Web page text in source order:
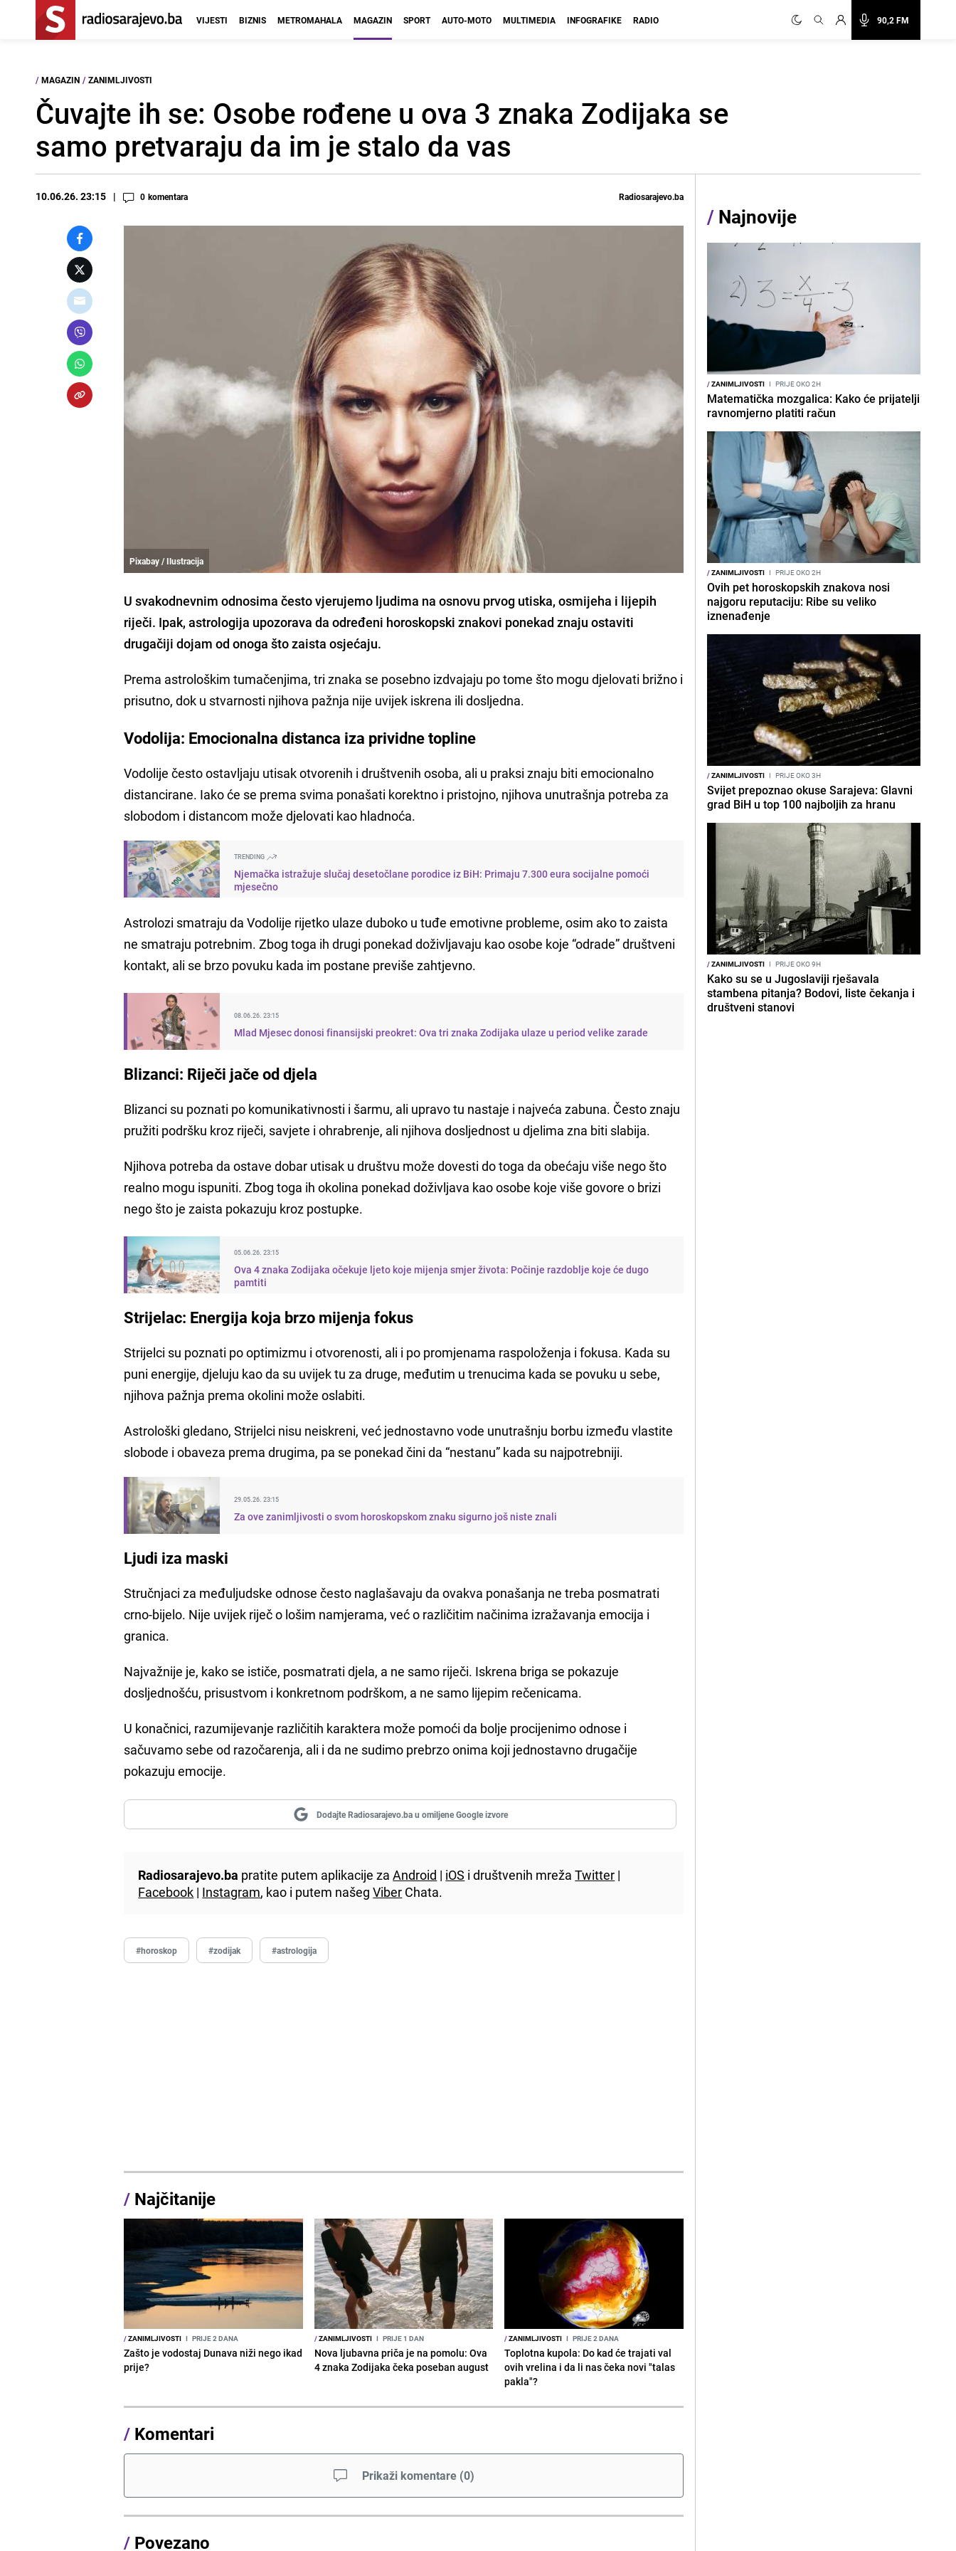
90,2 FM
VIJESTI BIZNIS METROMAHALA MAGAZIN SPORT AUTO-MOTO MULTIMEDIA INFOGRAFIKE RADIO
/ MAGAZIN / ZANIMLJIVOSTI
Čuvajte ih se: Osobe rođene u ova 3 znaka Zodijaka se
samo pretvaraju da im je stalo da vas
10.06.26. 23:15 0 komentara Radiosarajevo.ba
Pixabay / Ilustracija
U svakodnevnim odnosima često vjerujemo ljudima na osnovu prvog utiska, osmijeha i lijepih
riječi. Ipak, astrologija upozorava da određeni horoskopski znakovi ponekad znaju ostaviti
drugačiji dojam od onoga što zaista osjećaju.
Prema astrološkim tumačenjima, tri znaka se posebno izdvajaju po tome što mogu djelovati brižno i
prisutno, dok u stvarnosti njihova pažnja nije uvijek iskrena ili dosljedna.
Vodolija: Emocionalna distanca iza prividne topline
Vodolije često ostavljaju utisak otvorenih i društvenih osoba, ali u praksi znaju biti emocionalno
distancirane. Iako će se prema svima ponašati korektno i pristojno, njihova unutrašnja potreba za
slobodom i distancom može djelovati kao hladnoća.
TRENDING
Njemačka istražuje slučaj desetočlane porodice iz BiH: Primaju 7.300 eura socijalne pomoći
mjesečno
Astrolozi smatraju da Vodolije rijetko ulaze duboko u tuđe emotivne probleme, osim ako to zaista
ne smatraju potrebnim. Zbog toga ih drugi ponekad doživljavaju kao osobe koje “odrade” društveni
kontakt, ali se brzo povuku kada im postane previše zahtjevno.
08.06.26. 23:15
Mlad Mjesec donosi finansijski preokret: Ova tri znaka Zodijaka ulaze u period velike zarade
Blizanci: Riječi jače od djela
Blizanci su poznati po komunikativnosti i šarmu, ali upravo tu nastaje i najveća zabuna. Često znaju
pružiti podršku kroz riječi, savjete i ohrabrenje, ali njihova dosljednost u djelima zna biti slabija.
Njihova potreba da ostave dobar utisak u društvu može dovesti do toga da obećaju više nego što
realno mogu ispuniti. Zbog toga ih okolina ponekad doživljava kao osobe koje više govore o brizi
nego što je zaista pokazuju kroz postupke.
05.06.26. 23:15
Ova 4 znaka Zodijaka očekuje ljeto koje mijenja smjer života: Počinje razdoblje koje će dugo
pamtiti
Strijelac: Energija koja brzo mijenja fokus
Strijelci su poznati po optimizmu i otvorenosti, ali i po promjenama raspoloženja i fokusa. Kada su
puni energije, djeluju kao da su uvijek tu za druge, međutim u trenucima kada se povuku u sebe,
njihova pažnja prema okolini može oslabiti.
Astrološki gledano, Strijelci nisu neiskreni, već jednostavno vode unutrašnju borbu između vlastite
slobode i obaveza prema drugima, pa se ponekad čini da “nestanu” kada su najpotrebniji.
29.05.26. 23:15
Za ove zanimljivosti o svom horoskopskom znaku sigurno još niste znali
Ljudi iza maski
Stručnjaci za međuljudske odnose često naglašavaju da ovakva ponašanja ne treba posmatrati
crno-bijelo. Nije uvijek riječ o lošim namjerama, već o različitim načinima izražavanja emocija i
granica.
Najvažnije je, kako se ističe, posmatrati djela, a ne samo riječi. Iskrena briga se pokazuje
dosljednošću, prisustvom i konkretnom podrškom, a ne samo lijepim rečenicama.
U konačnici, razumijevanje različitih karaktera može pomoći da bolje procijenimo odnose i
sačuvamo sebe od razočarenja, ali i da ne sudimo prebrzo onima koji jednostavno drugačije
pokazuju emocije.
Dodajte Radiosarajevo.ba u omiljene Google izvore
Radiosarajevo.ba pratite putem aplikacije zaAndroid | iOS i društvenih mrežaTwitter |
Facebook | Instagram, kao i putem našegViber Chata.
#horoskop #zodijak #astrologija
/ Najčitanije
/ZANIMLJIVOSTI I PRIJE 2 DANA
Zašto je vodostaj Dunava niži nego ikad
prije?
/ZANIMLJIVOSTI I PRIJE 1 DAN
Nova ljubavna priča je na pomolu: Ova
4 znaka Zodijaka čeka poseban august
/ZANIMLJIVOSTI I PRIJE 2 DANA
Toplotna kupola: Do kad će trajati val
ovih vrelina i da li nas čeka novi "talas
pakla"?
/ Komentari
Prikaži komentare (0)
/ Povezano
/ Najnovije
/ZANIMLJIVOSTI I PRIJE OKO 2H
Matematička mozgalica: Kako će prijatelji
ravnomjerno platiti račun
/ZANIMLJIVOSTI I PRIJE OKO 2H
Ovih pet horoskopskih znakova nosi
najgoru reputaciju: Ribe su veliko
iznenađenje
/ZANIMLJIVOSTI I PRIJE OKO 3H
Svijet prepoznao okuse Sarajeva: Glavni
grad BiH u top 100 najboljih za hranu
/ZANIMLJIVOSTI I PRIJE OKO 9H
Kako su se u Jugoslaviji rješavala
stambena pitanja? Bodovi, liste čekanja i
društveni stanovi